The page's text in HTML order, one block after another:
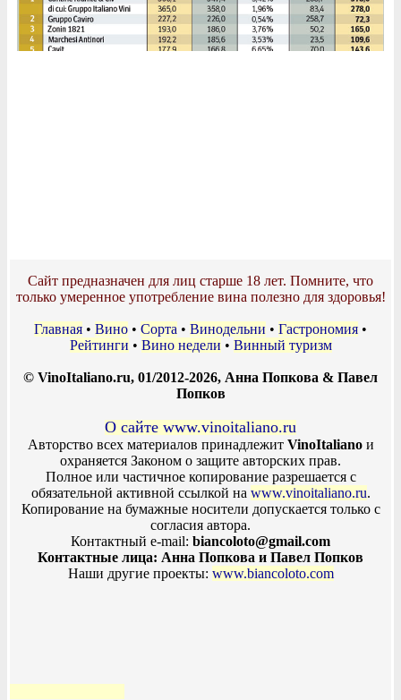
Сайт предназначен для лиц старше 18 лет. Помните, что
только умеренное употребление вина полезно для здоровья!
Главная • Вино • Сорта • Винодельни • Гастрономия •
Рейтинги • Вино недели • Винный туризм
© VinoItaliano.ru, 01/2012-2026, Анна Попкова & Павел
Попков
О сайте www.vinoitaliano.ru
Авторство всех материалов принадлежит VinoItalianoи
охраняется Законом о защите авторских прав.
Полное или частичное копирование разрешается с
обязательной активной ссылкой на www.vinoitaliano.ru.
Копирование на бумажные носители допускается только с
согласия автора.
Контактный e-mail: biancoloto@gmail.com
Контактные лица: Анна Попкова и Павел Попков
Наши другие проекты: www.biancoloto.com